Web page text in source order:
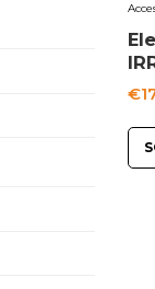
€